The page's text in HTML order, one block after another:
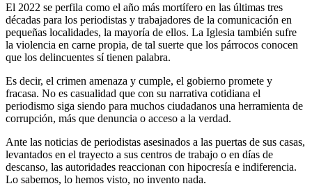
El 2022 se perfila como el año más mortífero en las últimas tres
décadas para los periodistas y trabajadores de la comunicación en
pequeñas localidades, la mayoría de ellos. La Iglesia también sufre
la violencia en carne propia, de tal suerte que los párrocos conocen
que los delincuentes sí tienen palabra.
Es decir, el crimen amenaza y cumple, el gobierno promete y
fracasa. No es casualidad que con su narrativa cotidiana el
periodismo siga siendo para muchos ciudadanos una herramienta de
corrupción, más que denuncia o acceso a la verdad.
Ante las noticias de periodistas asesinados a las puertas de sus casas,
levantados en el trayecto a sus centros de trabajo o en días de
descanso, las autoridades reaccionan con hipocresía e indiferencia.
Lo sabemos, lo hemos visto, no invento nada.